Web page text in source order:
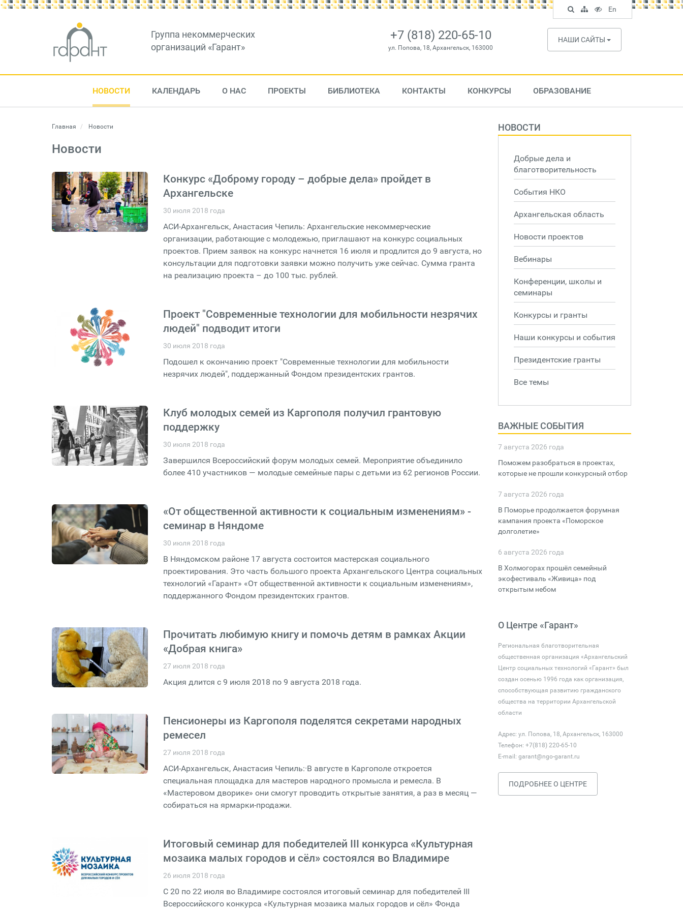
Группа некоммерческих
организаций «Гарант»
+7 (818) 220-65-10
ул. Попова, 18, Архангельск, 163000
НАШИ САЙТЫ
НОВОСТИ КАЛЕНДАРЬ О НАС ПРОЕКТЫ БИБЛИОТЕКА КОНТАКТЫ КОНКУРСЫ ОБРАЗОВАНИЕ
Главная Новости
Новости
Конкурс «Доброму городу – добрые дела» пройдет в
Архангельске
30 июля 2018 года
АСИ-Архангельск, Анастасия Чепиль: Архангельские некоммерческие
организации, работающие с молодежью, приглашают на конкурс социальных
проектов. Прием заявок на конкурс начнется 16 июля и продлится до 9 августа, но
консультации для подготовки заявки можно получить уже сейчас. Сумма гранта
на реализацию проекта – до 100 тыс. рублей.
Проект "Современные технологии для мобильности незрячих
людей" подводит итоги
30 июля 2018 года
Подошел к окончанию проект "Современные технологии для мобильности
незрячих людей", поддержанный Фондом президентских грантов.
Клуб молодых семей из Каргополя получил грантовую
поддержку
30 июля 2018 года
Завершился Всероссийский форум молодых семей. Мероприятие объединило
более 410 участников — молодые семейные пары с детьми из 62 регионов России.
«От общественной активности к социальным изменениям» -
семинар в Няндоме
30 июля 2018 года
В Няндомском районе 17 августа состоится мастерская социального
проектирования. Это часть большого проекта Архангельского Центра социальных
технологий «Гарант» «От общественной активности к социальным изменениям»,
поддержанного Фондом президентских грантов.
Прочитать любимую книгу и помочь детям в рамках Акции
«Добрая книга»
27 июля 2018 года
Акция длится с 9 июля 2018 по 9 августа 2018 года.
Пенсионеры из Каргополя поделятся секретами народных
ремесел
27 июля 2018 года
АСИ-Архангельск, Анастасия Чепиль:·В августе в Каргополе откроется
специальная площадка для мастеров народного промысла и ремесла. В
«Мастеровом дворике» они смогут проводить открытые занятия, а раз в месяц —
собираться на ярмарки-продажи.
Итоговый семинар для победителей III конкурса «Культурная
мозаика малых городов и сёл» состоялся во Владимире
26 июля 2018 года
С 20 по 22 июля во Владимире состоялся итоговый семинар для победителей III
Всероссийского конкурса «Культурная мозаика малых городов и сёл» Фонда
НОВОСТИ
Добрые дела и
благотворительность
События НКО
Архангельская область
Новости проектов
Вебинары
Конференции, школы и
семинары
Конкурсы и гранты
Наши конкурсы и события
Президентские гранты
Все темы
ВАЖНЫЕ СОБЫТИЯ
7 августа 2026 года
Поможем разобраться в проектах,
которые не прошли конкурсный отбор
7 августа 2026 года
В Поморье продолжается форумная
кампания проекта «Поморское
долголетие»
6 августа 2026 года
В Холмогорах прошёл семейный
экофестиваль «Живица» под
открытым небом
О Центре «Гарант»
Региональная благотворительная
общественная организация «Архангельский
Центр социальных технологий «Гарант» был
создан осенью 1996 года как организация,
способствующая развитию гражданского
общества на территории Архангельской
области
Адрес: ул. Попова, 18, Архангельск, 163000
Телефон: +7(818) 220-65-10
E-mail: garant@ngo-garant.ru
ПОДРОБНЕЕ О ЦЕНТРЕ
Поиск
по
сайту
Карта
сайта
Версия
для
слабовидящих
En
English